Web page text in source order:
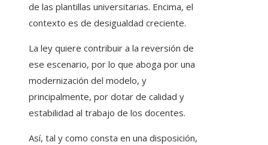
de las plantillas universitarias. Encima, el
contexto es de desigualdad creciente.
La ley quiere contribuir a la reversión de
ese escenario, por lo que aboga por una
modernización del modelo, y
principalmente, por dotar de calidad y
estabilidad al trabajo de los docentes.
Así, tal y como consta en una disposición,